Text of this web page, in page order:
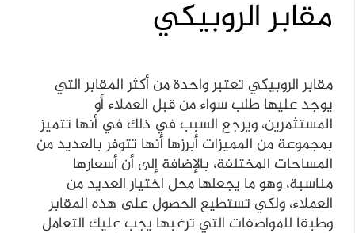
مقابر الروبيكي
مقابر الروبيكي تعتبر واحدة من أكثر المقابر التي
يوجد عليها طلب سواء من قبل العملاء أو
المستثمرين، ويرجع السبب في ذلك في أنها تتميز
بمجموعة من المميزات أبرزها أنها تتوفر بالعديد من
المساحات المختلفة، بالإضافة إلى أن أسعارها
مناسبة، وهو ما يجعلها محل اختيار العديد من
العملاء، ولكي تستطيع الحصول على هذه المقابر
وطبقا للمواصفات التي ترغبها يجب عليك التعامل